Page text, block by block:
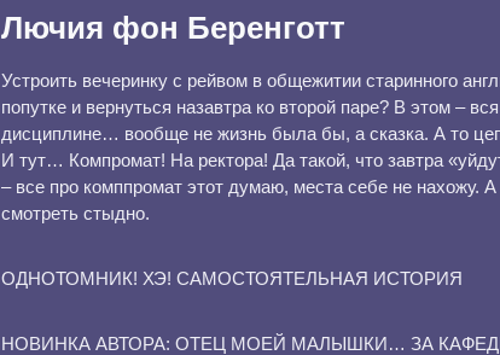
Лючия фон Беренготт
Устроить вечеринку с рейвом в общежитии старинного
попутке и вернуться назавтра ко второй паре? В этом –
дисциплине… вообще не жизнь была бы, а сказка. А то
И тут… Компромат! На ректора! Да такой, что завтра
– все про комппромат этот думаю, места себе не нахожу.
смотреть стыдно.
ОДНОТОМНИК! ХЭ! САМОСТОЯТЕЛЬНАЯ ИСТОРИЯ
НОВИНКА АВТОРА: ОТЕЦ МОЕЙ МАЛЫШКИ… ЗА